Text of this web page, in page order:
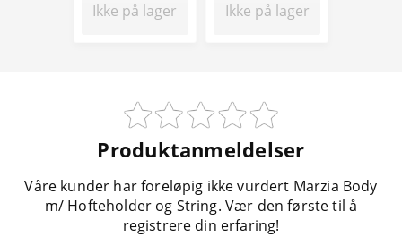
Ikke på lager Ikke på lager
Produktanmeldelser
Våre kunder har foreløpig ikke vurdert Marzia Body
m/ Hofteholder og String. Vær den første til å
registrere din erfaring!